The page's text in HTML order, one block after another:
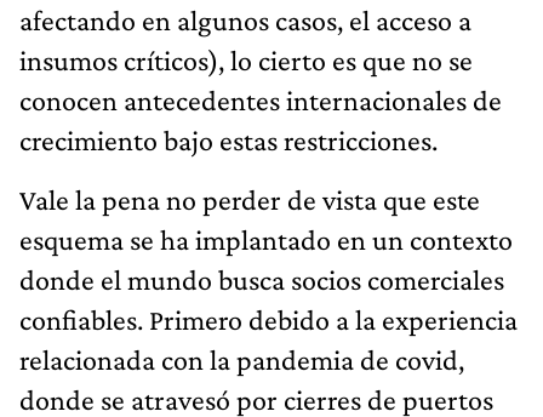
afectando en algunos casos, el acceso a
insumos críticos), lo cierto es que no se
conocen antecedentes internacionales de
crecimiento bajo estas restricciones.
Vale la pena no perder de vista que este
esquema se ha implantado en un contexto
donde el mundo busca socios comerciales
confiables. Primero debido a la experiencia
relacionada con la pandemia de covid,
donde se atravesó por cierres de puertos